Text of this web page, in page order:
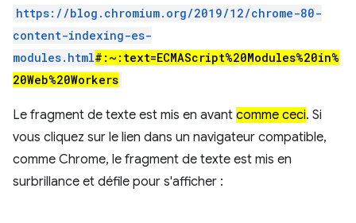
https://blog.chromium.org/2019/12/chrome-80-
content-indexing-es-
modules.html#:~:text=ECMAScript%20Modules%20in%
20Web%20Workers
Le fragment de texte est mis en avant comme ceci. Si
vous cliquez sur le lien dans un navigateur compatible,
comme Chrome, le fragment de texte est mis en
surbrillance et défile pour s'afficher :